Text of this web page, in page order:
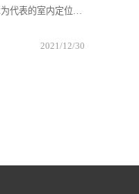
代表的室内定位技
道矿山行业：施工
2021/12/30